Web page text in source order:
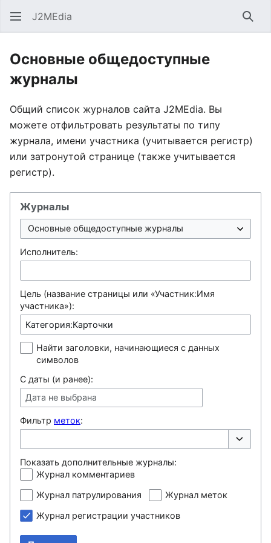
J2MEdia
Основные общедоступные
журналы
Общий список журналов сайта J2MEdia. Вы
можете отфильтровать результаты по типу
журнала, имени участника (учитывается регистр)
или затронутой странице (также учитывается
регистр).
Журналы
Исполнитель:
Цель (название страницы или «Участник:Имя
участника»):
Найти заголовки, начинающиеся с данных
символов
С даты (и ранее):
Дата не выбрана
Фильтр меток:
Показать дополнительные журналы:
Журнал комментариев
Журнал патрулирования
Журнал меток
Журнал регистрации участников